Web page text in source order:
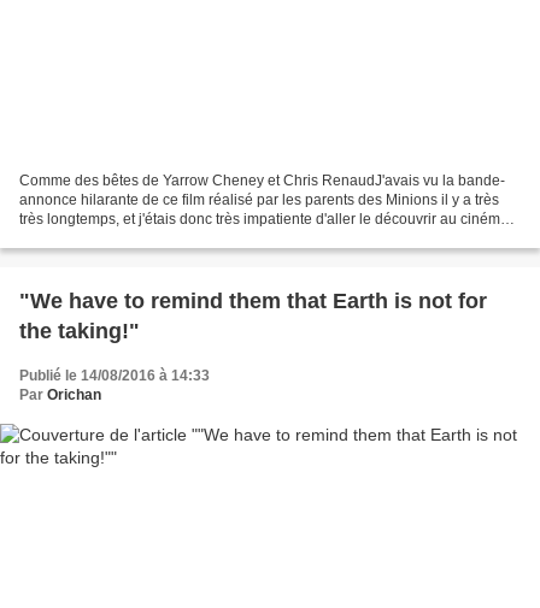
Comme des bêtes de Yarrow Cheney et Chris RenaudJ'avais vu la bande-
annonce hilarante de ce film réalisé par les parents des Minions il y a très
très longtemps, et j'étais donc très impatiente d'aller le découvrir au cinéma.
"We have to remind them that Earth is not for
the taking!"
Publié le 14/08/2016 à 14:33
Par Orichan